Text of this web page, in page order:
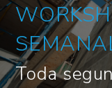
Toda